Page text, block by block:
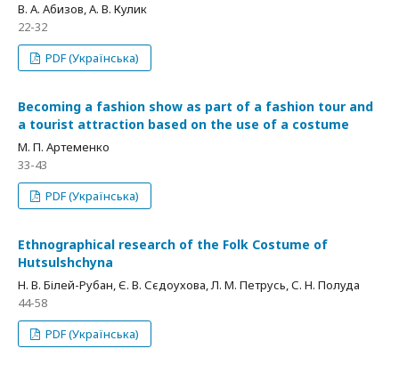
В. А. Абизов, А. В. Кулик
22-32
PDF (Українська)
Becoming a fashion show as part of a fashion tour and
a tourist attraction based on the use of a costume
М. П. Артеменко
33-43
PDF (Українська)
Ethnographical research of the Folk Costume of
Hutsulshchyna
Н. В. Білей-Рубан, Є. В. Сєдоухова, Л. М. Петрусь, С. Н. Полуда
44-58
PDF (Українська)